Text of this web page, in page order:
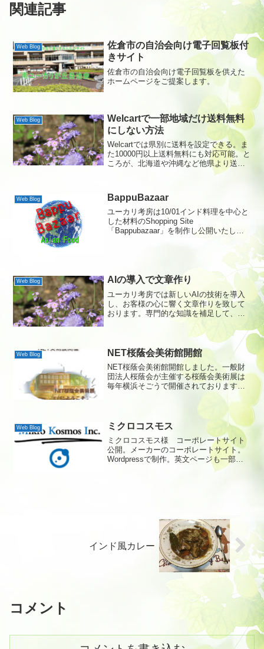
関連記事
Web Blog
佐倉市の自治会向け電子回覧板付
きサイト
佐倉市の自治会向け電子回覧板を供えた
ホームページをご提案します。
Web Blog
Welcartで一部地域だけ送料無料
にしない方法
Welcartでは県別に送料を設定できる。ま
た10000円以上送料無料にも対応可能。と
ころが、北海道や沖縄など他県より送料
が高い県で、送料無料が適応されると、
地域を限定して送料無料をなしにしよ
う！<
Web Blog BappuBazaar
ユーカリ考房は10/01インド料理を中心と
した材料のShopping Site
「Bappubazaar」を制作し公開いたしま
たしました。薬膳にもなる香辛料をたっ
Web Blog AIの導入で文章作り
ユーカリ考房では新しいAIの技術を導入
し、お客様の心に響く文章作りを致して
おります。専門的な知識を補足して、わ
ます。動的なデザインとSEOを意識した
内部施策に加え、AIの技術を導入して、
より完成度の高いサ...
Web Blog NET桜蔭会美術館開館
NET桜蔭会美術館開館しました。一般財
団法人桜蔭会が主催する桜蔭会美術展は
毎年横浜そごうで開催されております
が、今年はコロナ禍で中止。そこで代わ
りにNET桜蔭会美術展を開くことにな
り、「NET桜蔭会美術館」を開館し、こ
こに「NET桜蔭会美術展」が常設展とし
て開催されることになりました。
Web Blog ミクロコスモス
ミクロコスモス様 コーポレートサイト
公開。メーカーのコーポレートサイト。
Wordpressで制作。英文ページも一部作
成。会員登録も日本人用と外国人用（英
インド風カレー
コメント